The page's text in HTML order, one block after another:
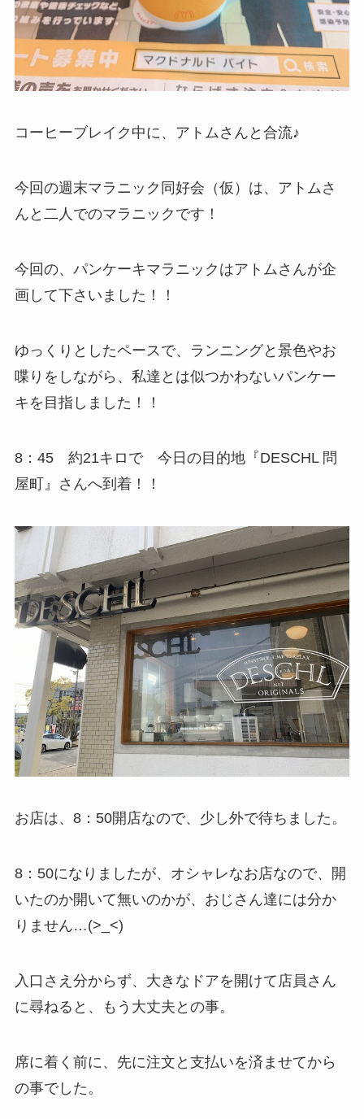
コーヒーブレイク中に、アトムさんと合流♪
今回の週末マラニック同好会（仮）は、アトムさ
んと二人でのマラニックです！
今回の、パンケーキマラニックはアトムさんが企
画して下さいました！！
ゆっくりとしたペースで、ランニングと景色やお
喋りをしながら、私達とは似つかわないパンケー
キを目指しました！！
8：45 約21キロで 今日の目的地『DESCHL 問
屋町』さんへ到着！！
お店は、8：50開店なので、少し外で待ちました。
8：50になりましたが、オシャレなお店なので、開
いたのか開いて無いのかが、おじさん達には分か
りません…(>_<)
入口さえ分からず、大きなドアを開けて店員さん
に尋ねると、もう大丈夫との事。
席に着く前に、先に注文と支払いを済ませてから
の事でした。